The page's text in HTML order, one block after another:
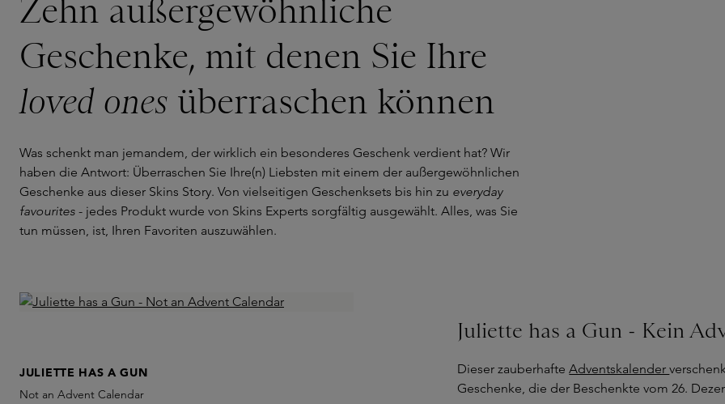
Zehn außergewöhnliche
Geschenke, mit denen Sie Ihre
loved ones überraschen können
Was schenkt man jemandem, der wirklich ein besonderes Geschenk verdient hat? Wir
haben die Antwort: Überraschen Sie Ihre(n) Liebsten mit einem der außergewöhnlichen
Geschenke aus dieser Skins Story. Von vielseitigen Geschenksets bis hin zu everyday
favourites - jedes Produkt wurde von Skins Experts sorgfältig ausgewählt. Alles, was Sie
tun müssen, ist, Ihren Favoriten auszuwählen.
JULIETTE HAS A GUN
Not an Advent Calendar
Juliette has a Gun - Kein
Dieser zauberhafteAdventskalender
Geschenke, die der Beschenkte vom 26.